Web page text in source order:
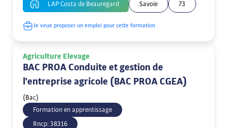
LAP Costa de Beauregard Savoie 73
Je veux proposer un emploi pour cette formation
Agriculture Elevage
BAC PROA Conduite et gestion de
l'entreprise agricole (BAC PROA CGEA)
(Bac)
Formation en apprentissage
Rncp: 38316